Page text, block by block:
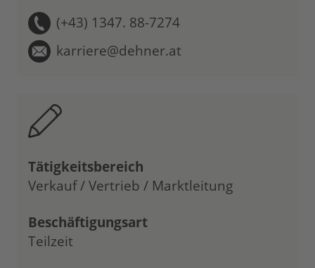
(+43) 1347. 88-7274
karriere@dehner.at
Tätigkeitsbereich
Verkauf / Vertrieb / Marktleitung
Beschäftigungsart
Teilzeit